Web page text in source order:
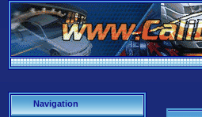
Navigation